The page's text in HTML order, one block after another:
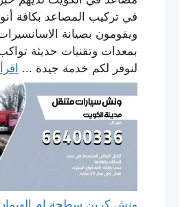
في تركيب المصاعد بكافة
ويقومون بصيانة
بمعدات وتقنيات حديثة
لنوفر لكم خدمة جيدة ...
ونش كرين سطحة ام